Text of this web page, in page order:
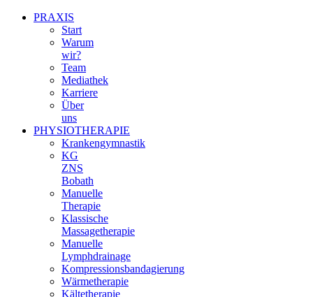
PRAXIS
Start
Warum
wir?
Team
Mediathek
Karriere
Über
uns
PHYSIOTHERAPIE
Krankengymnastik
KG
ZNS
Bobath
Manuelle
Therapie
Klassische
Massagetherapie
Manuelle
Lymphdrainage
Kompressionsbandagierung
Wärmetherapie
Kältetherapie